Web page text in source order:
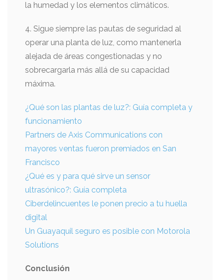
la humedad y los elementos climáticos.
4. Sigue siempre las pautas de seguridad al
operar una planta de luz, como mantenerla
alejada de áreas congestionadas y no
sobrecargarla más allá de su capacidad
máxima.
¿Qué son las plantas de luz?: Guía completa y
funcionamiento
Partners de Axis Communications con
mayores ventas fueron premiados en San
Francisco
¿Qué es y para qué sirve un sensor
ultrasónico?: Guía completa
Ciberdelincuentes le ponen precio a tu huella
digital
Un Guayaquil seguro es posible con Motorola
Solutions
Conclusión